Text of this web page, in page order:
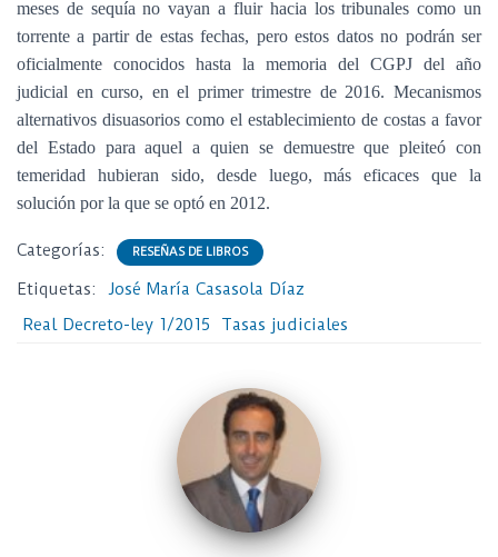
meses de sequía no vayan a fluir hacia los tribunales como un
torrente a partir de estas fechas, pero estos datos no podrán ser
oficialmente conocidos hasta la memoria del CGPJ del año
judicial en curso, en el primer trimestre de 2016. Mecanismos
alternativos disuasorios como el establecimiento de costas a favor
del Estado para aquel a quien se demuestre que pleiteó con
temeridad hubieran sido, desde luego, más eficaces que la
solución por la que se optó en 2012.
Categorías: RESEÑAS DE LIBROS
Etiquetas:
José María Casasola Díaz
Real Decreto-ley 1/2015
Tasas judiciales